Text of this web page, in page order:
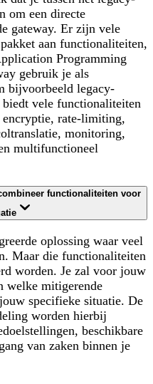
om een directe
gateway. Er zijn vele
aan functionaliteiten,
Programming
gebruik je als
bijvoorbeeld legacy-
vele functionaliteiten
encryptie, rate-limiting,
monitoring,
multifunctioneel
functionaliteiten voor
oplossing waar veel
Maar die functionaliteiten
worden. Je zal voor jouw
welke mitigerende
specifieke situatie. De
worden hierbij
beschikbare
van zaken binnen je